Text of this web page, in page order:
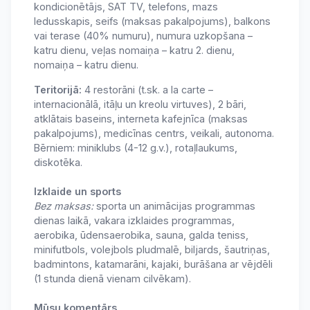
kondicionētājs, SAT TV, telefons, mazs
ledusskapis, seifs (maksas pakalpojums), balkons
vai terase (40% numuru), numura uzkopšana –
katru dienu, veļas nomaiņa – katru 2. dienu,
nomaiņa – katru dienu.
Teritorijā: 4 restorāni (t.sk. a la carte –
internacionālā, itāļu un kreolu virtuves), 2 bāri,
atklātais baseins, interneta kafejnīca (maksas
pakalpojums), medicīnas centrs, veikali, autonoma.
Bērniem: miniklubs (4-12 g.v.), rotaļlaukums,
diskotēka.
Izklaide un sports
Bez maksas:sporta un animācijas programmas
dienas laikā, vakara izklaides programmas,
aerobika, ūdensaerobika, sauna, galda teniss,
minifutbols, volejbols pludmalē, biljards, šautriņas,
badmintons, katamarāni, kajaki, burāšana ar vējdēli
(1 stunda dienā vienam cilvēkam).
Mūsu komentārs